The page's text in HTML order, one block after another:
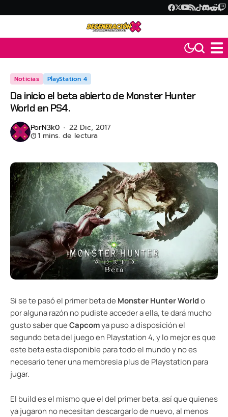
Noticias PlayStation 4
Da inicio el beta abierto de Monster Hunter
World en PS4.
PorN3k0 22 Dic, 2017
1 mins. de lectura
Si se te pasó el primer beta de Monster Hunter Worldo
por alguna razón no pudiste acceder a ella, te dará mucho
gusto saber queCapcomya puso a disposición el
segundo beta del juego en Playstation 4, y lo mejor es que
este beta esta disponible para todo el mundo y no es
necesario tener una membresia plus de Playstation para
jugar.
El build es el mismo que el del primer beta, así que quienes
ya jugaron no necesitan descargarlo de nuevo, al menos